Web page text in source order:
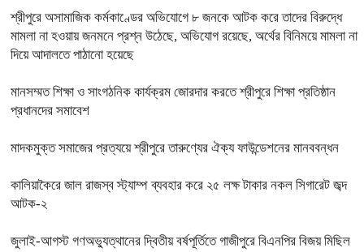
শ্রীপুরে অসামাজিক কর্মকাণ্ডের অভিযোগে ৮ জনকে আটক করে তাদের বিরুদ্ধে
মামলা না হওয়ায় জনমনে প্রশ্ন উঠেছে, অভিযোগ রয়েছে, অর্থের বিনিময়ে মামলা না
দিয়ে আদালতে পাঠানো হয়েছে
মানসম্মত শিক্ষা ও সাংগঠনিক কার্যক্রম জোরদার করতে শ্রীপুরে শিক্ষা প্রতিষ্ঠান
প্রধানদের সমাবেশ
মাদকমুক্ত সমাজের প্রত্যয়ে শ্রীপুরে তারুণ্যের ঐক্য ফাউন্ডেশনের মানববন্ধন
কালিয়াকৈরে জাল রাজস্ব স্ট্যাম্প ব্যবহার করে ২৫ লক্ষ টাকার নকল সিগারেট জব্দ
আটক-২
জুলাই-আগস্ট গণঅভ্যুত্থানের দ্বিতীয় বর্ষপূর্তিতে গাজীপুরে বিএনপির বিজয় মিছিল